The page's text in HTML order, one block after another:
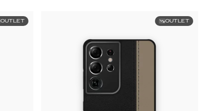
OUTLET OUTLET